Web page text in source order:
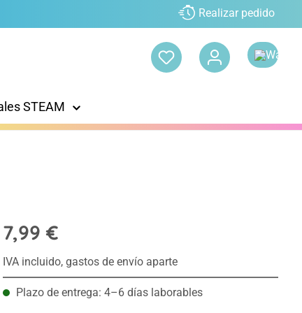
Realizar pedido
STEAM
7,99 €
IVA incluido, gastos de envío aparte
Plazo de entrega: 4–6 días laborables